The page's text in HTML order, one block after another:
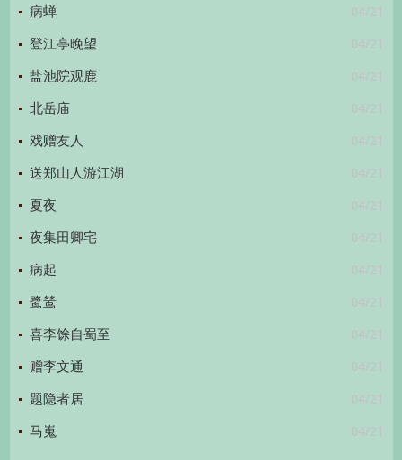
04/21
病蝉
04/21
登江亭晚望
04/21
盐池院观鹿
04/21
北岳庙
04/21
戏赠友人
04/21
送郑山人游江湖
04/21
夏夜
04/21
夜集田卿宅
04/21
病起
04/21
鹭鸶
04/21
喜李馀自蜀至
04/21
赠李文通
04/21
题隐者居
04/21
马嵬